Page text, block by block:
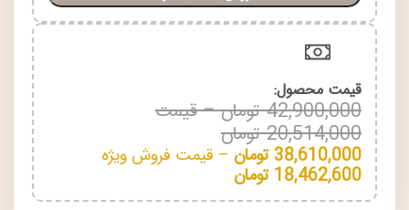
قیمت محصول:​
42,900,000تومان–قیمت
20,514,000تومان
38,610,000 تومان – قیمت فروش ویژه
18,462,600 تومان